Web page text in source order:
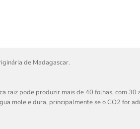
de Madagascar.
raiz pode produzir mais de 40 folhas, com 30
mole e dura, principalmente se o CO2 for